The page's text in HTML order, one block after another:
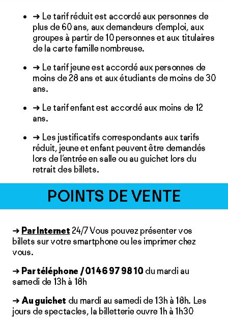
➜ Le tarif réduit est accordé aux personnes de
plus de 60 ans, aux demandeurs d’emploi, aux
groupes à partir de 10 personnes et aux titulaires
de la carte famille nombreuse.
➜ Le tarif jeune est accordé aux personnes de
moins de 28 ans et aux étudiants de moins de 30
ans.
➜ Le tarif enfant est accordé aux moins de 12
ans.
➜ Les justificatifs correspondants aux tarifs
réduit, jeune et enfant peuvent être demandés
lors de l’entrée en salle ou au guichet lors du
retrait des billets.
POINTS DE VENTE
➜ Par Internet 24/7 Vous pouvez présenter vos
billets sur votre smartphone ou les imprimer chez
vous.
➜ Par téléphone / 01 46 97 98 10 du mardi au
samedi de 13h à 18h
➜ Au guichet du mardi au samedi de 13h à 18h. Les
jours de spectacles, la billetterie ouvre 1h à 1h30